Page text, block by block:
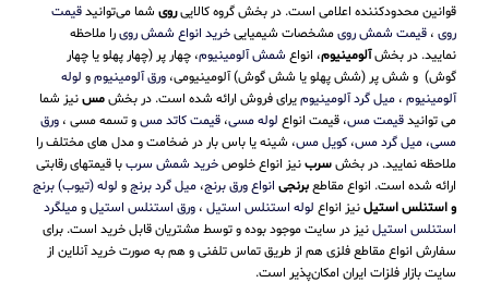
قوانین محدودکننده اعلامی است. در بخش گروه کالاییروی شما می‌توانیدقیمت
روی ، قیمت شمش رویمشخصات شیمیاییخرید انواع شمش رویرا ملاحظه
نمایید. در بخشآلومینیوم، انواع شمش آلومینیوم، چهار پر (چهار پهلو یا چهار
گوش) و شش پر (شش پهلو یا شش گوش) آلومینیومی، ورق آلومینیومو لوله
آلومینیوم ، میل گرد آلومینیومیرای فروش ارائه شده است. در بخشمسنیز شما
می توانیدقیمت مس، قیمت انواع لوله مسی، قیمت کاتد مسو تسمه مسی ، ورق
مسی، میل گرد مس، کویل مس، شینه یا باس بار در ضخامت و مدل های مختلف را
ملاحظه نمایید. در بخشسربنیز انواع خلوصخرید شمش سرببا قیمتهای رقابتی
ارائه شده است. انواع مقاطعبرنجی انواع ورق برنج، میل گرد برنجو لوله (تیوب) برنج
و استنلس استیلنیز انواع لوله استنلس استیل ، ورق استنلس استیلومیلگرد
استنلس استیلنیز در سایت موجود بوده و توسط مشتریان قابل خرید است. برای
سفارش انواع مقاطع فلزی هم از طریق تماس تلفنی و هم به صورت خرید آنلاین از
سایت بازار فلزات ایران امکان‌پذیر است.